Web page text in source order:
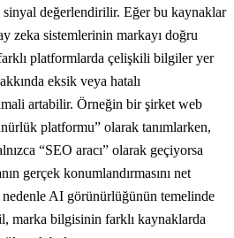
değerlendirilir. Eğer bu kaynaklar
zeka sistemlerinin markayı doğru
platformlarda çelişkili bilgiler yer
eksik veya hatalı
artabilir. Örneğin bir şirket web
platformu” olarak tanımlarken,
“SEO aracı” olarak geçiyorsa
gerçek konumlandırmasını net
AI görünürlüğünün temelinde
marka bilgisinin farklı kaynaklarda